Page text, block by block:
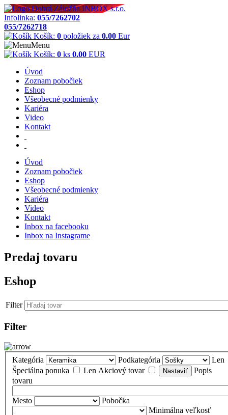
Infolinka: 055/7262702
055/7262718
Košík: 0 položiek za 0.00 Eur
Menu
Košík: 0 ks 0.00 EUR
Úvod
Zoznam pobočiek
Eshop
Všeobecné podmienky
Kariéra
Video
Kontakt
Úvod
Zoznam pobočiek
Eshop
Všeobecné podmienky
Kariéra
Video
Kontakt
Inbox na facebooku
Inbox na Instagrame
Predaj tovaru
Eshop
Filter
Filter
Kategória Podkategória
Len
Špeciálna ponuka
Len Akciový tovar
Popis
tovaru
Mesto
Pobočka
Minimálna veľkosť